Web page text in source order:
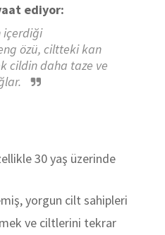
ediyor:
içerdiği
özü, ciltteki kan
cildin daha taze ve
30 yaş üzerinde
yorgun cilt sahipleri
ve ciltlerini tekrar